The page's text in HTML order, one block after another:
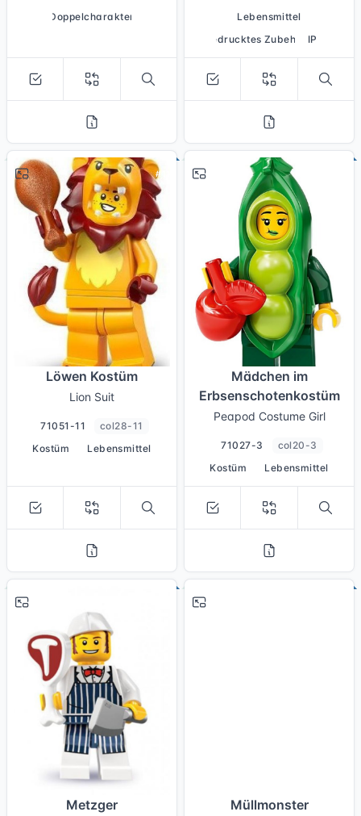
Doppelcharakter
Lebensmittel
bedrucktes Zubehör
IP
# 11
Löwen Kostüm
Lion Suit
71051-11
col28-11
Kostüm
Lebensmittel
Mädchen im
Erbsenschotenkostüm
Peapod Costume Girl
71027-3
col20-3
Kostüm
Lebensmittel
Metzger Müllmonster